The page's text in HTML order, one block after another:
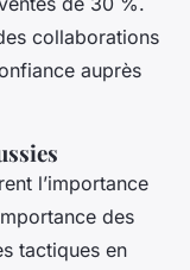
collaborations
auprès
l’importance
des
tactiques en